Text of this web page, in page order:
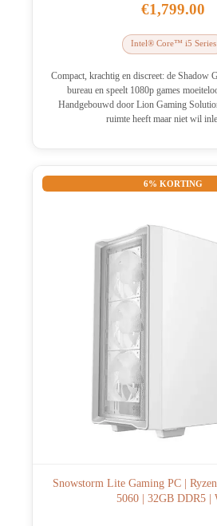
€1,799.00
Intel® Core™ i5 Series
Compact, krachtig en discreet: de Shadow
bureau en speelt 1080p games
Handgebouwd door Lion Gaming
ruimte heeft maar niet wil
6% KORTING
Snowstorm Lite Gaming PC |
5060 | 32GB DDR5 |